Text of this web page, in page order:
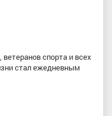
спорта и всех
стал ежедневным